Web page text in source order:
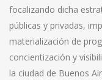
focalizando dicha
públicas y privadas,
materialización de
concientización y
la ciudad de Buenos